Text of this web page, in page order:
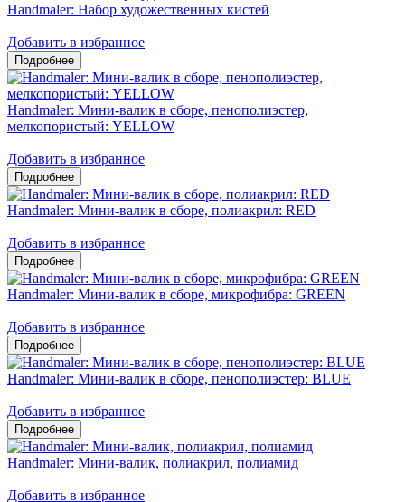
Handmaler: Набор художественных кистей
Добавить в избранное
Handmaler: Мини-валик в сборе, пенополиэстер,
мелкопористый: YELLOW
Добавить в избранное
Handmaler: Мини-валик в сборе, полиакрил: RED
Добавить в избранное
Handmaler: Мини-валик в сборе, микрофибра: GREEN
Добавить в избранное
Handmaler: Мини-валик в сборе, пенополиэстер: BLUE
Добавить в избранное
Handmaler: Мини-валик, полиакрил, полиамид
Добавить в избранное